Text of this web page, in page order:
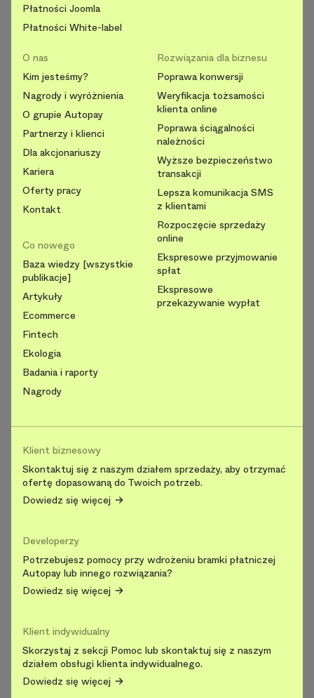
Płatności Joomla
Płatności White-label
O nas
Kim jesteśmy?
Nagrody i wyróżnienia
O grupie Autopay
Partnerzy i klienci
Dla akcjonariuszy
Kariera
Oferty pracy
Kontakt
Co nowego
Baza wiedzy [wszystkie
publikacje]
Artykuły
Ecommerce
Fintech
Ekologia
Badania i raporty
Nagrody
Rozwiązania dla biznesu
Poprawa konwersji
Weryfikacja tożsamości
klienta online
Poprawa ściągalności
należności
Wyższe bezpieczeństwo
transakcji
Lepsza komunikacja SMS
z klientami
Rozpoczęcie sprzedaży
online
Ekspresowe przyjmowanie
spłat
Ekspresowe
przekazywanie wypłat
Klient biznesowy
Skontaktuj się z naszym działem sprzedaży, aby otrzymać
ofertę dopasowaną do Twoich potrzeb.
Dowiedz się więcej
Developerzy
Potrzebujesz pomocy przy wdrożeniu bramki płatniczej
Autopay lub innego rozwiązania?
Dowiedz się więcej
Klient indywidualny
Skorzystaj z sekcji Pomoc lub skontaktuj się z naszym
działem obsługi klienta indywidualnego.
Dowiedz się więcej